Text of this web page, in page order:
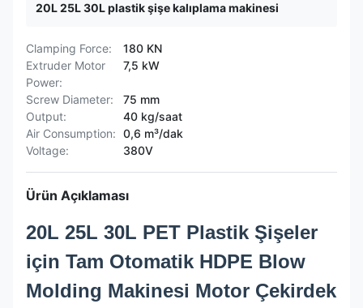
20L 25L 30L plastik şişe kalıplama makinesi
Clamping Force:
180 KN
Extruder Motor
Power:
7,5 kW
Screw Diameter:
75 mm
Output:
40 kg/saat
Air Consumption: 0,6 m³/dak
Voltage:
380V
Ürün Açıklaması
20L 25L 30L PET Plastik Şişeler
için Tam Otomatik HDPE Blow
Molding Makinesi Motor Çekirdek